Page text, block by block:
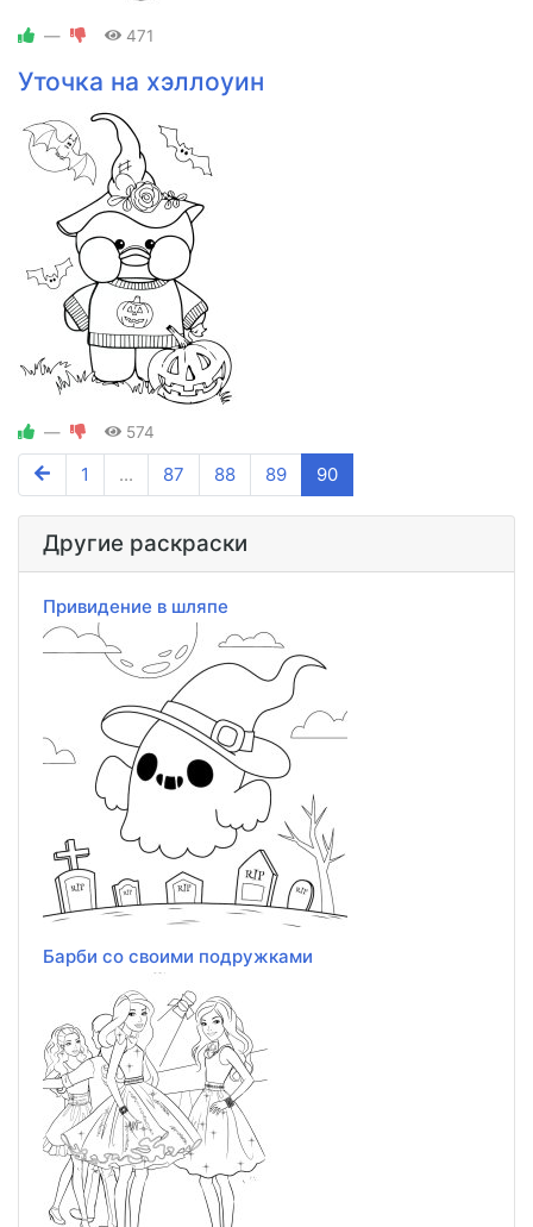
— 471
Уточка на хэллоуин
— 574
1 ... 87 88 89 90
Другие раскраски
Привидение в шляпе
Барби со своими подружками